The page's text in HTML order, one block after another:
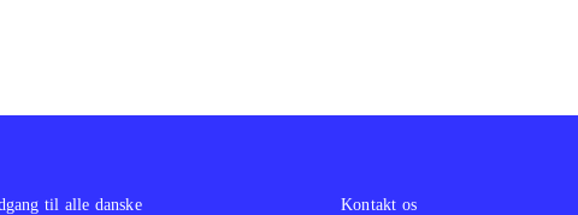
til alle danske Kontakt os